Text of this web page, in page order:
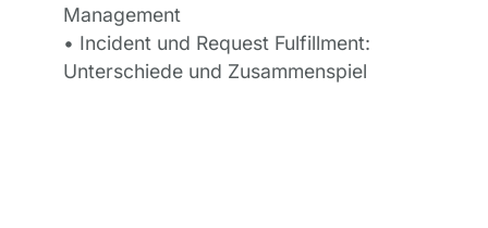
Management
• Incident und Request Fulfillment:
Unterschiede und Zusammenspiel